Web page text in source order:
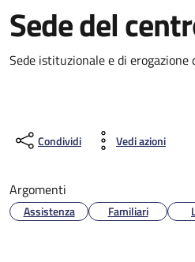
Sede del
Dettagli del
Sede istituzionale e di
Condividi Vedi azioni
Argomenti
Assistenza Familiari